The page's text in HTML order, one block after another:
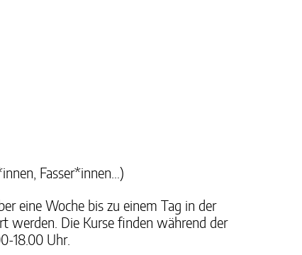
Fasser*innen…)
eine Woche bis zu einem Tag in der
werden. Die Kurse finden während der
18.00 Uhr.